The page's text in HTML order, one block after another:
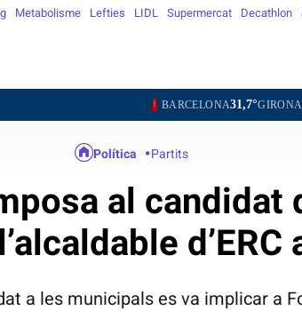
Metabolisme Lefties LIDL Supermercat Decathlon
31,7°GIRONA36,3°LLEIDA
Política Partits
al candidat
l’alcaldable
a les municipals es va implicar a